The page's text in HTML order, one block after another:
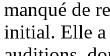
manqué de
initial. Elle a